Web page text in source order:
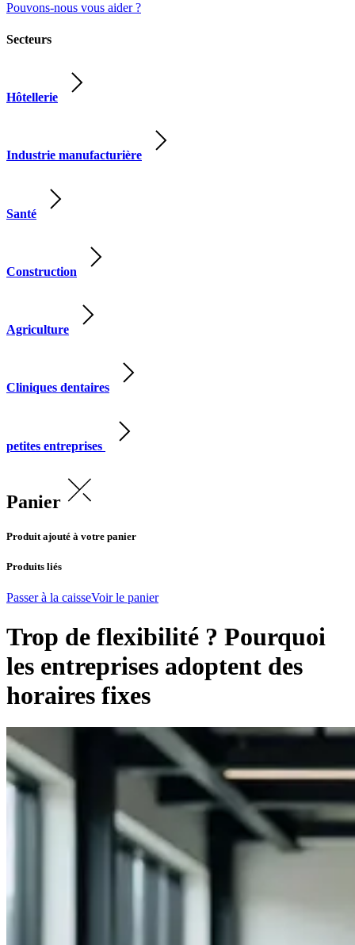
Pouvons-nous vous aider ?
Secteurs
Hôtellerie
Industrie manufacturière
Santé
Construction
Agriculture
Cliniques dentaires
petites entreprises
Panier
Produit ajouté à votre panier
Produits liés
Passer à la caisseVoir le panier
Trop de flexibilité ? Pourquoi
les entreprises adoptent des
horaires fixes